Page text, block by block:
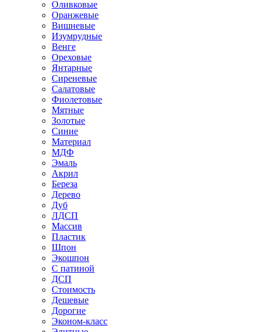
Оливковые
Оранжевые
Вишневые
Изумрудные
Венге
Ореховые
Янтарные
Сиреневые
Салатовые
Фиолетовые
Мятные
Золотые
Синие
Материал
МДФ
Эмаль
Акрил
Береза
Дерево
Дуб
ЛДСП
Массив
Пластик
Шпон
Экошпон
С патиной
ДСП
Стоимость
Дешевые
Дорогие
Эконом-класс